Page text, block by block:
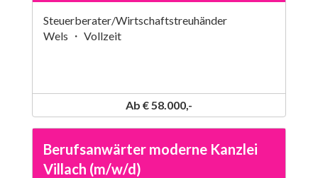
Steuerberater/Wirtschaftstreuhänder
Wels ・ Vollzeit
Ab € 58.000,-
Berufsanwärter moderne Kanzlei
Villach (m/w/d)